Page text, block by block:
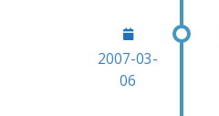
2007-03-
06